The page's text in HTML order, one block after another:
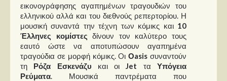
Μουσικοί
Διάφοροι
Εκτός Συνόρων
Νέα
εικονογράφησης αγαπημένων τραγουδιών του
ελληνικού αλλά και του διεθνούς ρεπερτορίου. Η
μουσική συναντά την τέχνη των κόμικς και 10
Έλληνες κομίστες δίνουν τον καλύτερο τους
εαυτό ώστε να αποτυπώσουν αγαπημένα
τραγούδια σε μορφή κόμικς. OιΟasis συναντούν
τη Ρόζα Εσκενάζυ και οιJet ταΥπόγεια
Ρεύματα. Μουσικά παντρέματα που